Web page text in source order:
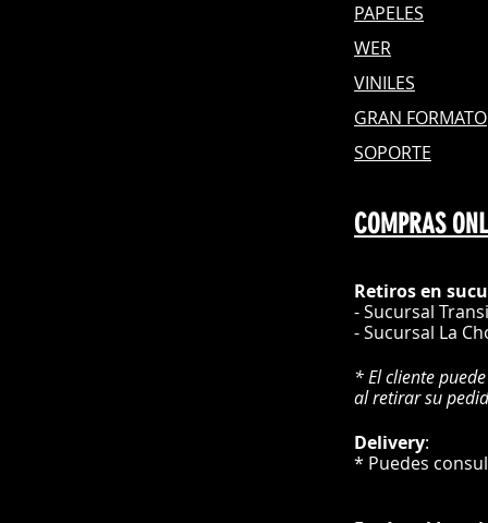
PAPELES
WER
VINILES
GRAN FORMATO
SOPORTE
COMPRAS
Retiros en
- Sucursal
- Sucursal La
* El cliente
al retirar su
Delivery
* Puedes